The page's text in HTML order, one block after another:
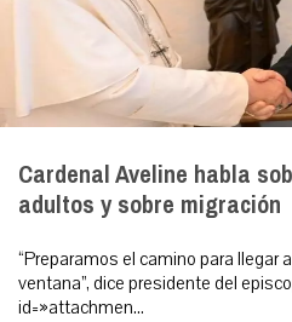
Cardenal Aveline habla
adultos y sobre migración
“Preparamos el camino para llegar
ventana”, dice presidente del
id=»attachmen...